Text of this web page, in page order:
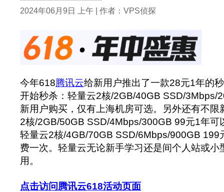
2024年06月9日 上午 | 作者：VPS侦探
今年618腾讯云给新用户推出了一款28元1年的
开始秒杀：轻量云2核/2GB/40GB SSD/3Mbps/
新用户购买，仅有上海机房可选。另外还有不限
2核/2GB/50GB SSD/4Mbps/300GB 99元1年可
轻量云2核/4GB/70GB SSD/6Mbps/900GB 199
费一次。轻量云无论新手学习还是间个人站或小
用。
点击访问腾讯云618活动页面